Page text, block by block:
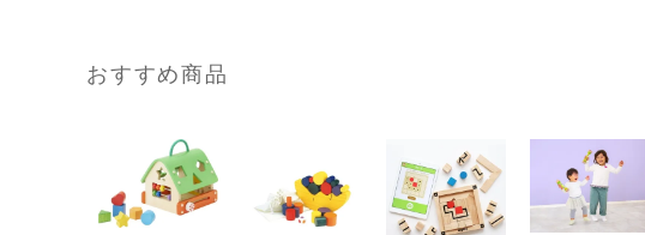
おすすめ商品